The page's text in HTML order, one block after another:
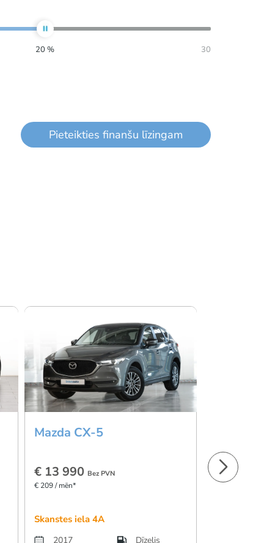
20 % 30
Pieteikties finanšu līzingam
Mazda CX-5
€ 13 990 Bez PVN
€ 209 / mēn*
Skanstes iela 4A
2017 Dīzelis
€ 18
€ 277 /